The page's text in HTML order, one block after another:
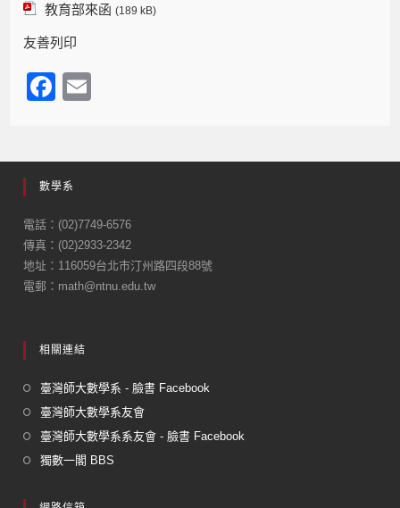
教育部來函 (189 kB)
友善列印
F
e
b
o
o
k
數學系
電話：(02)7749-6576
傳真：(02)2933-2342
地址：116059台北市汀州路四段88號
電郵：math@ntnu.edu.tw
相關連結
臺灣師大數學系 - 臉書 Facebook
臺灣師大數學系友會
臺灣師大數學系系友會 - 臉書 Facebook
獨數一閣 BBS